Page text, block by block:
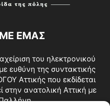
ΕΜΑΣ
του ηλεκτρονικού
ευθύνη της συντακτικής
Αττικής που εκδίδεται
ανατολική Αττική με